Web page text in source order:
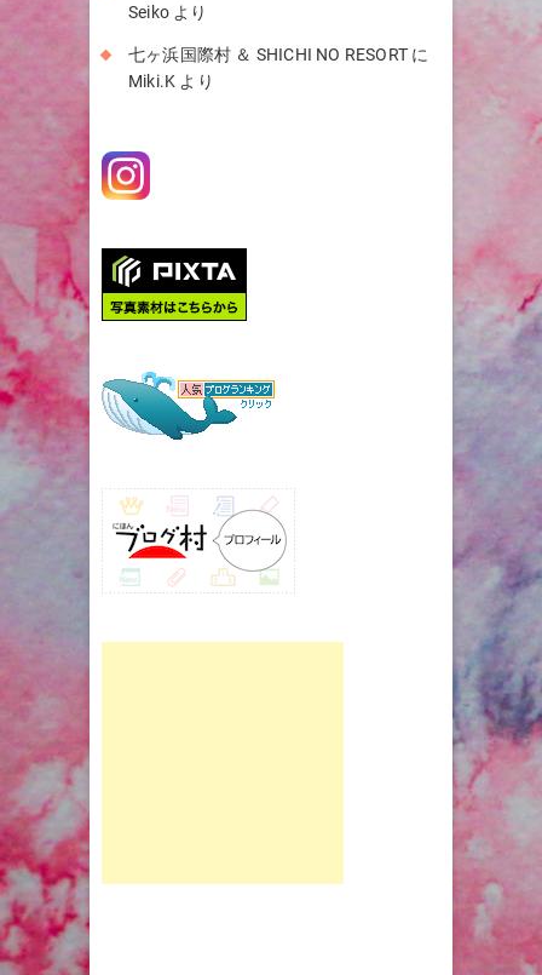
Seiko より
七ヶ浜国際村 ＆ SHICHI NO RESORT に
Miki.K より